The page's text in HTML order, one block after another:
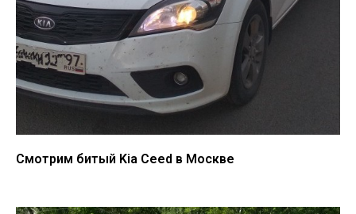
Смотрим битый Kia Ceed в Москве